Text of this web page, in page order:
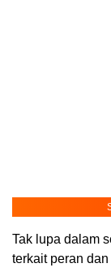
Tak lupa dalam
terkait peran